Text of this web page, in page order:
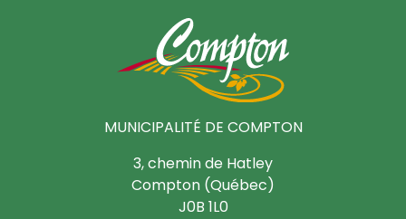
MUNICIPALITÉ DE COMPTON
3, chemin de Hatley
Compton (Québec)
J0B 1L0